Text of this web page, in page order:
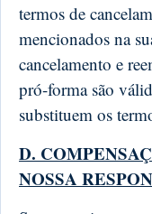
termos de
mencionados na
cancelamento e
pró-forma são
substituem os
D.
NOSSA